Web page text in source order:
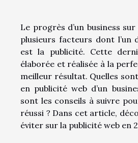
Le progrès d’un business
plusieurs facteurs dont l’un
est la publicité. Cette
élaborée et réalisée à la
meilleur résultat. Quelles
en publicité web d’un
sont les conseils à suivre
réussi ? Dans cet article,
éviter sur la publicité web en